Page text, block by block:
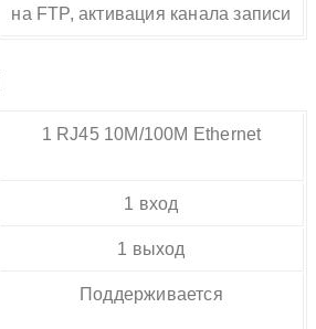
на FTP, активация канала записи
1 RJ45 10M/100M Ethernet
1 вход
1 выход
Поддерживается